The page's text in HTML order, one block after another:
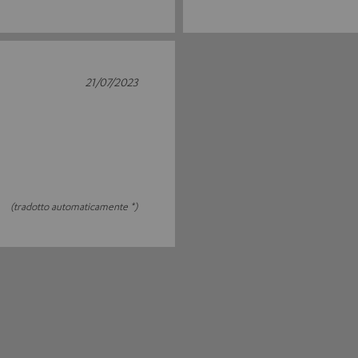
(tradotto automaticamente *)
21/07/2023